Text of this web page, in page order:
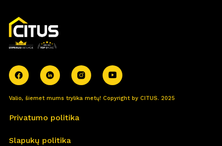
Valio, šiemet mums trylika metų! Copyright by CITUS. 2025
Privatumo politika
Slapukų politika